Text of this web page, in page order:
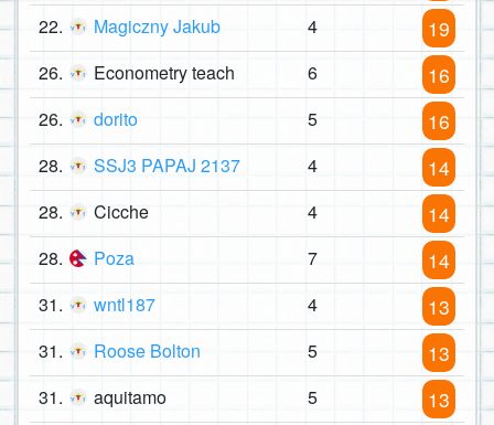
22. Magiczny Jakub 4 19
26. Econometry teach 6 16
26. dorito 5 16
28. SSJ3 PAPAJ 2137 4 14
28. Cicche 4 14
28. Poza 7 14
31. wntl187 4 13
31. Roose Bolton 5 13
31. aquitamo 5 13